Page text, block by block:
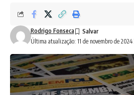
Última atualização: 11 de novembro de 2024
Rodrigo Fonseca